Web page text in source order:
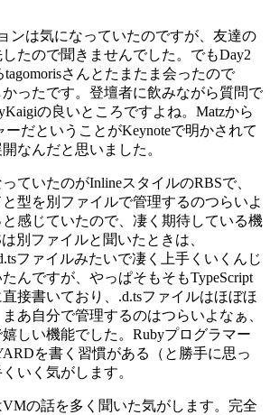
ンは気になっていたのですが、友達の
たので聞きませんでした。でもDay2
さんとたまたま会ったので
ったです。登壇者に飲みながら質問で
の良いところですよね。Matzから
ーだということがKeynoteで明かされて
なんだと思いました。
ていたのがInlineスタイルのRBSで、
型を別ファイルで管理するのつらいよ
感じていたので、凄く期待している機
別ファイルと聞いたときは、
ファイルみたいで凄く上手くいくんじ
んですが、やっぱそもそもTypeScript
接書いており、.d.tsファイルはほぼほ
あ自分で管理するのはつらいよなぁ、
しい機能でした。Rubyプログラマー
を書く習慣がある（と勝手に思っ
いく気がします。
の話を多く聞いた気がします。完全